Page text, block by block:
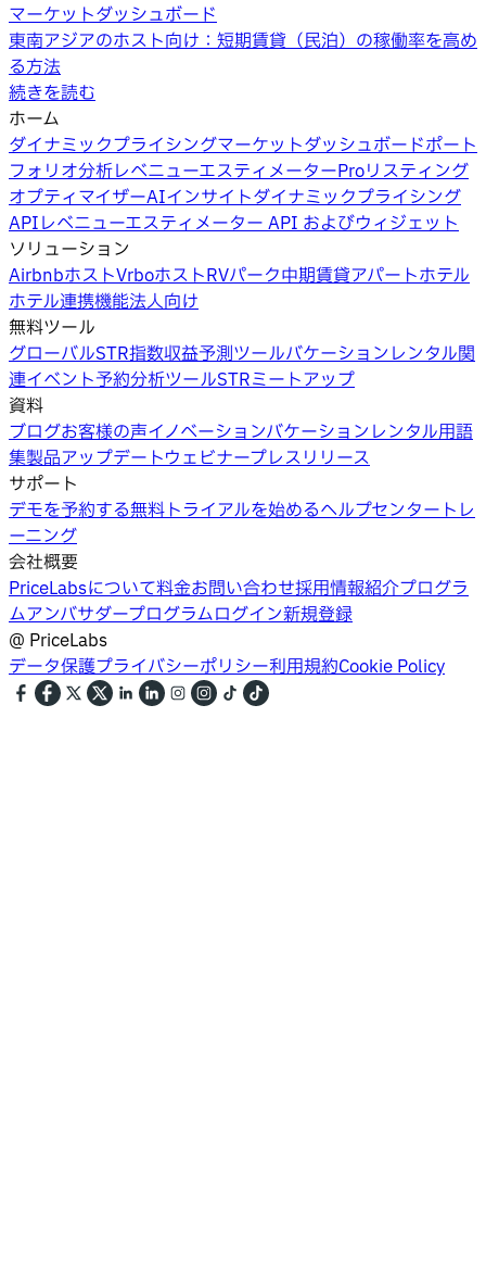
マーケットダッシュボード
東南アジアのホスト向け：短期賃貸（民泊）の稼働率を高め
る方法
続きを読む
ホーム
ダイナミックプライシングマーケットダッシュボードポート
フォリオ分析レベニューエスティメーターProリスティング
オプティマイザーAIインサイトダイナミックプライシング
APIレベニューエスティメーター API およびウィジェット
ソリューション
AirbnbホストVrboホストRVパーク中期賃貸アパートホテル
ホテル連携機能法人向け
無料ツール
グローバルSTR指数収益予測ツールバケーションレンタル関
連イベント予約分析ツールSTRミートアップ
資料
ブログお客様の声イノベーションバケーションレンタル用語
集製品アップデートウェビナープレスリリース
サポート
デモを予約する無料トライアルを始めるヘルプセンター トレ
ーニング
会社概要
PriceLabsについて料金お問い合わせ採用情報紹介プログラ
ムアンバサダープログラムログイン新規登録
@ PriceLabs
データ保護プライバシーポリシー利用規約Cookie Policy